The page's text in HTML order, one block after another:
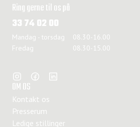
Ring gerne til os på
33 74 02 00
Mandag - torsdag
08.30-16.00
Fredag
08.30-15.00
OM OS
Kontakt os
Presserum
Ledige stillinger